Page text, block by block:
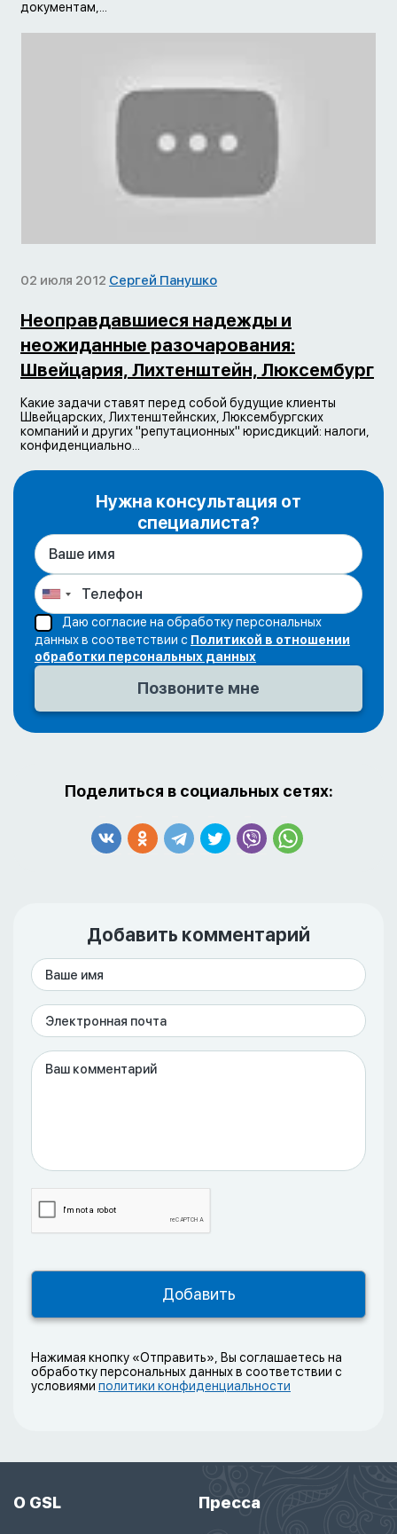
документам,...
02 июля 2012 Сергей Панушко
Неоправдавшиеся надежды и
неожиданные разочарования:
Швейцария, Лихтенштейн, Люксембург
Какие задачи ставят перед собой будущие клиенты
Швейцарских, Лихтенштейнских, Люксембургских
компаний и других "репутационных" юрисдикций: налоги,
конфиденциально...
Нужна консультация от
специалиста?
Даю согласие на обработку персональных
данных в соответствии с Политикой в отношении
обработки персональных данных
Поделиться в социальных сетях:
Добавить комментарий
Нажимая кнопку «Отправить», Вы соглашаетесь на
обработку персональных данных в соответствии с
условиями политики конфиденциальности
О GSL Пресса